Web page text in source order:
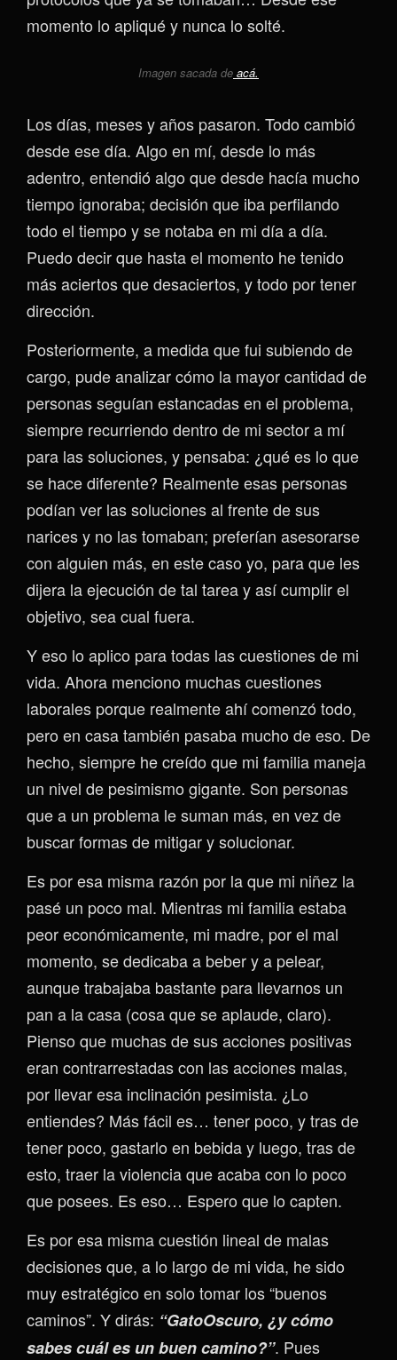
momento lo apliqué y nunca lo solté.
Imagen sacada de acá.
Los días, meses y años pasaron. Todo cambió
desde ese día. Algo en mí, desde lo más
adentro, entendió algo que desde hacía mucho
tiempo ignoraba; decisión que iba perfilando
todo el tiempo y se notaba en mi día a día.
Puedo decir que hasta el momento he tenido
más aciertos que desaciertos, y todo por tener
dirección.
Posteriormente, a medida que fui subiendo de
cargo, pude analizar cómo la mayor cantidad de
personas seguían estancadas en el problema,
siempre recurriendo dentro de mi sector a mí
para las soluciones, y pensaba: ¿qué es lo que
se hace diferente? Realmente esas personas
podían ver las soluciones al frente de sus
narices y no las tomaban; preferían asesorarse
con alguien más, en este caso yo, para que les
dijera la ejecución de tal tarea y así cumplir el
objetivo, sea cual fuera.
Y eso lo aplico para todas las cuestiones de mi
vida. Ahora menciono muchas cuestiones
laborales porque realmente ahí comenzó todo,
pero en casa también pasaba mucho de eso. De
hecho, siempre he creído que mi familia maneja
un nivel de pesimismo gigante. Son personas
que a un problema le suman más, en vez de
buscar formas de mitigar y solucionar.
Es por esa misma razón por la que mi niñez la
pasé un poco mal. Mientras mi familia estaba
peor económicamente, mi madre, por el mal
momento, se dedicaba a beber y a pelear,
aunque trabajaba bastante para llevarnos un
pan a la casa (cosa que se aplaude, claro).
Pienso que muchas de sus acciones positivas
eran contrarrestadas con las acciones malas,
por llevar esa inclinación pesimista. ¿Lo
entiendes? Más fácil es… tener poco, y tras de
tener poco, gastarlo en bebida y luego, tras de
esto, traer la violencia que acaba con lo poco
que posees. Es eso… Espero que lo capten.
Es por esa misma cuestión lineal de malas
decisiones que, a lo largo de mi vida, he sido
muy estratégico en solo tomar los “buenos
caminos”. Y dirás: “GatoOscuro, ¿y cómo
sabes cuál es un buen camino?”. Pues